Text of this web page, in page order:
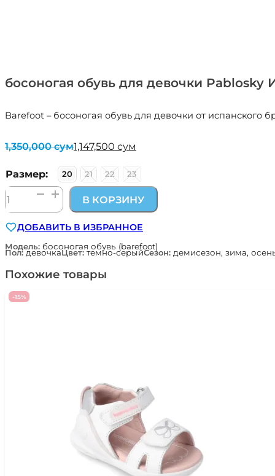
босоногая обувь для девочки Pablosky
Barefoot – босоногая обувь для девочки от испанского
1,350,000сум
Первоначальная
составляла
1,350,000 сум.
1,147,500 сум
Текущая
1,147,500 сум.
Размер: 20 21 22 23
Количество
товара
обувь
для
девочки
Испания
ZIGGY
059755
В КОРЗИНУ
ДОБАВИТЬ В ИЗБРАННОЕ
Модель: босоногая обувь (barefoot)
Пол:девочкаЦвет:темно-серыйСезон: демисезон, зима,
Похожие товары
-15%